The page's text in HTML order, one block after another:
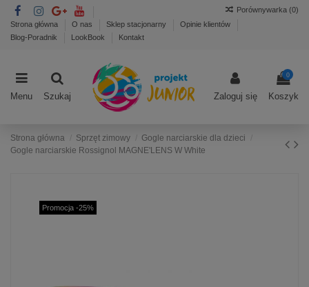
Strona główna O nas Sklep stacjonarny
Opinie klientów
Blog-Poradnik
LookBook Kontakt
Porównywarka (0)
Menu Szukaj Zaloguj się
0
Koszyk
Strona główna Sprzęt zimowy
Gogle narciarskie dla dzieci
Gogle narciarskie Rossignol MAGNE'LENS W White
Promocja -25%